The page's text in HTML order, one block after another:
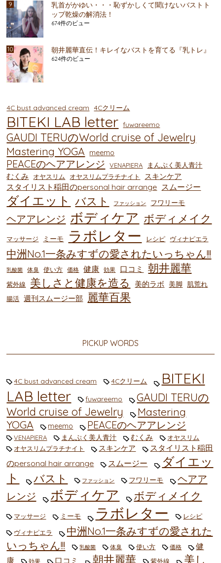
乳首がかゆい・・・恥ずかしくて聞けないバストト
ップ乾燥の解消法！
674件のビュー
朝井麗華直伝！キレイなバストを育てる『乳トレ』
624件のビュー
4C bust advanced cream 4Cクリーム
BITEKI LAB letter fuwareemo
GAUDI TERUのWorld cruise of Jewelry
Mastering YOGA meemo
PEACEのヘアアレンジ VENAPIERA まんぷく美人青汁
むくみ オヤスリム オヤスリムプラチナイト スキンケア
スタイリスト稲田のpersonal hair arrange スムージー
ダイエット バスト ファッション フワリーモ
ヘアアレンジ ボディケア ボディメイク
マッサージ ミーモ ラボレター レシピ ヴィナピエラ
中洲No.1一条みすずの愛されたいっちゃん!!!
乳酸菌 体臭 使い方 価格 健康 効果 口コミ 朝井麗華
紫外線 美しさと健康を造る 美的ラボ 美脚 肌荒れ
腸活 週刊スムージー部 麗華百果
PICKUP WORDS
4C bust advanced cream 4Cクリーム
BITEKI
LAB letter
fuwareemo
GAUDI TERUの
World cruise of Jewelry
Mastering
YOGA
meemo PEACEのヘアアレンジ
VENAPIERA まんぷく美人青汁 むくみ
オヤスリム
オヤスリムプラチナイト
スキンケア
スタイリスト稲田
のpersonal hair arrange
スムージー
ダイエッ
ト
バスト ファッション フワリーモ
ヘアア
レンジ
ボディケア ボディメイク
マッサージ ミーモ ラボレター レシピ
ヴィナピエラ
中洲No.1一条みすずの愛された
いっちゃん!!!
乳酸菌 体臭 使い方 価格
健
康
効果 口コミ 朝井麗華 紫外線 美し